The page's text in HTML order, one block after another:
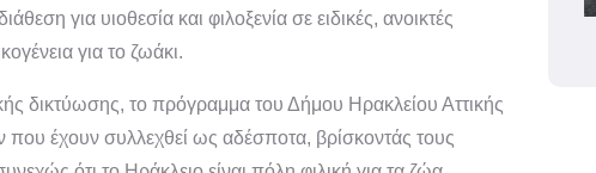
για υιοθεσία και φιλοξενία σε ειδικές, ανοικτές
για το ζωάκι.
δικτύωσης, το πρόγραμμα του Δήμου Ηρακλείου Αττικής
που έχουν συλλεχθεί ως αδέσποτα, βρίσκοντάς τους